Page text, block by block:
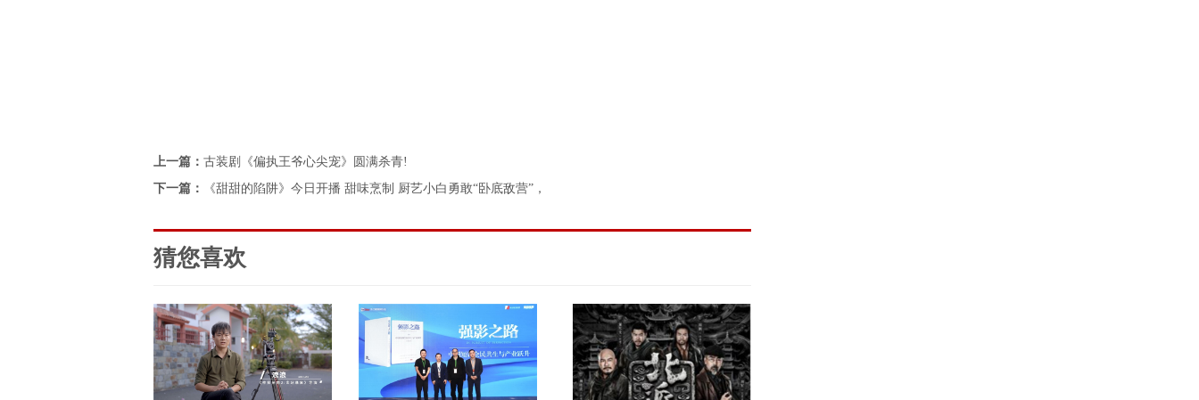
上一篇： 古装剧《偏执王爷心尖宠》圆满杀青!
下一篇：
《甜甜的陷阱》今日开播 甜味烹制 厨艺小白勇敢“卧底敌营”，
猜您喜欢